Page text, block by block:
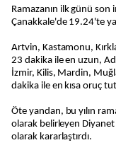
Ramazanın ilk günü
Çanakkale'de 19.24'te
Artvin, Kastamonu,
23 dakika ile en uzun,
İzmir, Kilis, Mardin,
dakika ile en kısa oruç
Öte yandan, bu yılın
olarak belirleyen Diyanet
olarak kararlaştırdı.